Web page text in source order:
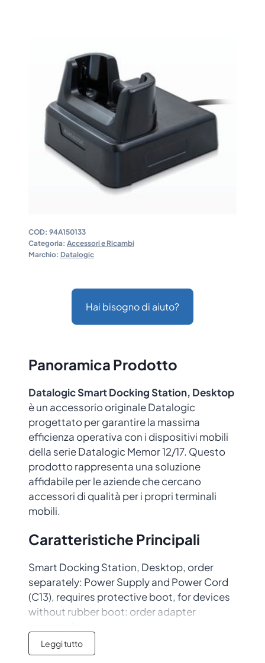
COD: 94A150133
Categoria: Accessori e Ricambi
Marchio: Datalogic
Hai bisogno di aiuto?
Panoramica Prodotto
Datalogic Smart Docking Station, Desktop
è un accessorio originale Datalogic
progettato per garantire la massima
efficienza operativa con i dispositivi mobili
della serie Datalogic Memor 12/17. Questo
prodotto rappresenta una soluzione
affidabile per le aziende che cercano
accessori di qualità per i propri terminali
mobili.
Caratteristiche Principali
Smart Docking Station, Desktop, order
separately: Power Supply and Power Cord
(C13), requires protective boot, for devices
without rubber boot: order adapter
Codice prodotto:
Leggi tutto